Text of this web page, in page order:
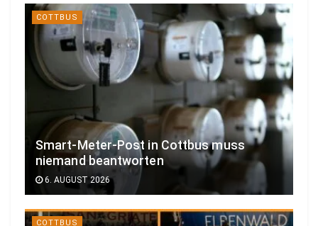
COTTBUS
Smart-Meter-Post in Cottbus muss
niemand beantworten
6. AUGUST 2026
COTTBUS